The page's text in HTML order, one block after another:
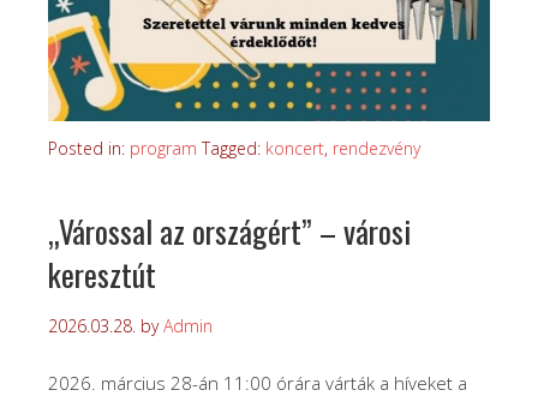
Posted in: program Tagged: koncert, rendezvény
„Várossal az országért” – városi
keresztút
2026.03.28. byAdmin
2026. március 28-án 11:00 órára várták a híveket a